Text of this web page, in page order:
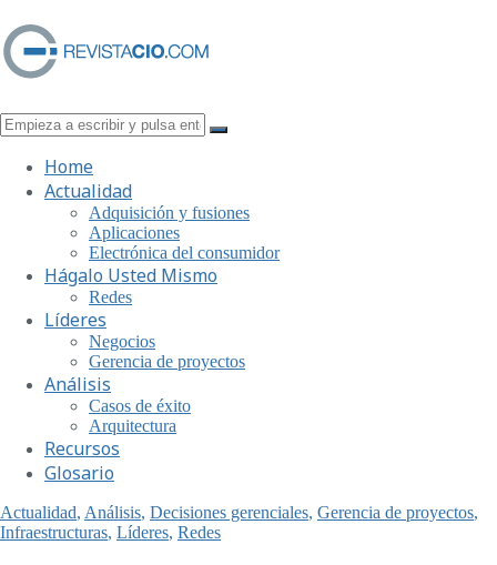
Home
Actualidad
Adquisición y fusiones
Aplicaciones
Electrónica del consumidor
Hágalo Usted Mismo
Redes
Líderes
Negocios
Gerencia de proyectos
Análisis
Casos de éxito
Arquitectura
Recursos
Glosario
Actualidad, Análisis, Decisiones gerenciales, Gerencia de proyectos,
Infraestructuras, Líderes, Redes